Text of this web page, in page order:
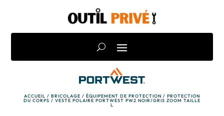
ACCUEIL / BRICOLAGE / ÉQUIPEMENT DE PROTECTION / PROTECTION
DU CORPS / VESTE POLAIRE PORTWEST PW2 NOIR/GRIS ZOOM TAILLE
L